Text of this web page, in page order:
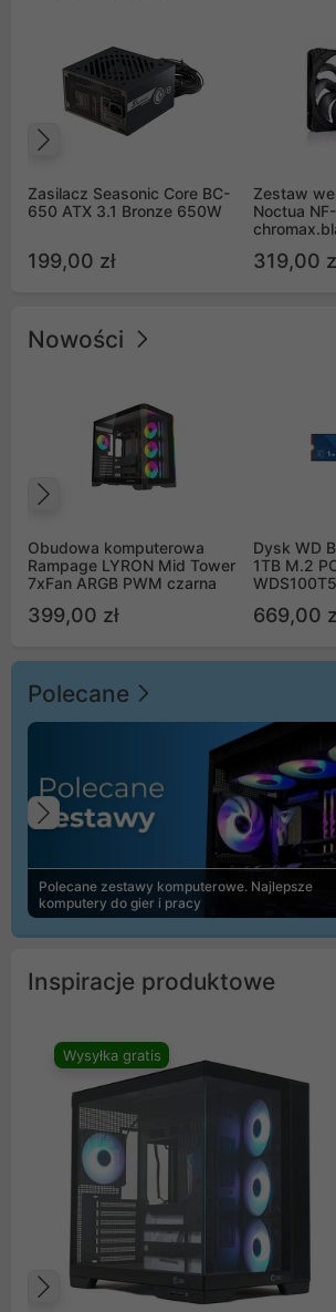
Zasilacz Seasonic Core BC-
650 ATX 3.1 Bronze 650W
199,00 zł
Zestaw
Noctua
(2szt)
319,00
Nowości
Obudowa komputerowa
Rampage LYRON Mid Tower
7xFan ARGB PWM czarna
399,00 zł
Dysk WD
1TB M.2
669,00
Polecane
Polecane zestawy komputerowe. Najlepsze
komputery do gier i pracy
Poprzedni
Inspiracje produktowe
Wysyłka gratis